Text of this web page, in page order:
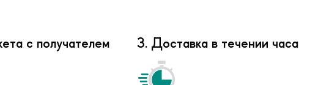
с получателем 3. Доставка в течении часа